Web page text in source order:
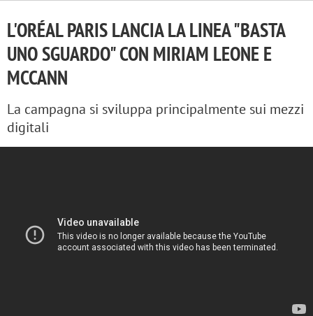
L'ORÉAL PARIS LANCIA LA LINEA "BASTA
UNO SGUARDO" CON MIRIAM LEONE E
MCCANN
La campagna si sviluppa principalmente sui mezzi
digitali